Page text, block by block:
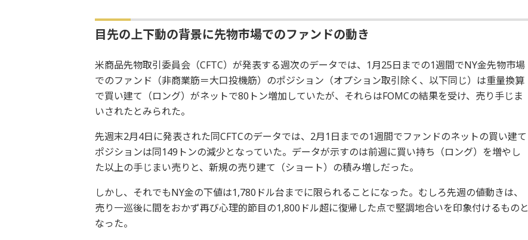
目先の上下動の背景に先物市場でのファンドの動き
米商品先物取引委員会（CFTC）が発表する週次のデータでは、1月25日までの1週間でNY金先物市場
でのファンド（非商業筋＝大口投機筋）のポジション（オプション取引除く、以下同じ）は重量換算
で買い建て（ロング）がネットで80トン増加していたが、それらはFOMCの結果を受け、売り手じま
いされたとみられた。
先週末2月4日に発表された同CFTCのデータでは、2月1日までの1週間でファンドのネットの買い建て
ポジションは同149トンの減少となっていた。データが示すのは前週に買い持ち（ロング）を増やし
た以上の手じまい売りと、新規の売り建て（ショート）の積み増しだった。
しかし、それでもNY金の下値は1,780ドル台までに限られることになった。むしろ先週の値動きは、
売り一巡後に間をおかず再び心理的節目の1,800ドル超に復帰した点で堅調地合いを印象付けるものと
なった。